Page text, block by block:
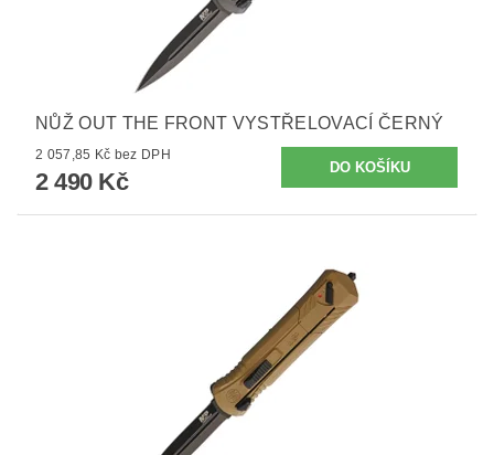
NŮŽ OUT THE FRONT VYSTŘELOVACÍ ČERNÝ
2 057,85 Kč bez DPH
2 490 Kč